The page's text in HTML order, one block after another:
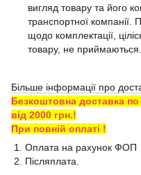
вигляд товару та його
транспортної компанії.
щодо комплектації,
товару, не приймаються.
Більше інформації про
Безкоштовна доставка по
від 2000 грн.!
При повній оплаті !
1. Оплата на рахунок ФОП
2. Післяплата.